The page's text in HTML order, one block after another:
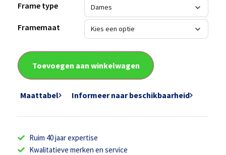
Frame type
Framemaat
Toevoegen aan winkelwagen
Maattabel Informeer naar beschikbaarheid
Ruim 40 jaar expertise
Kwalitatieve merken en service